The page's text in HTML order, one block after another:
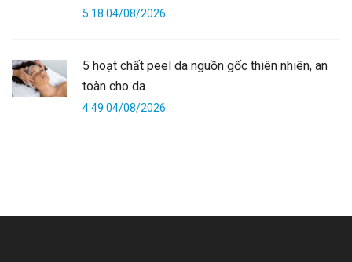
5:18 04/08/2026
5 hoạt chất peel da nguồn gốc thiên nhiên, an
toàn cho da
4:49 04/08/2026